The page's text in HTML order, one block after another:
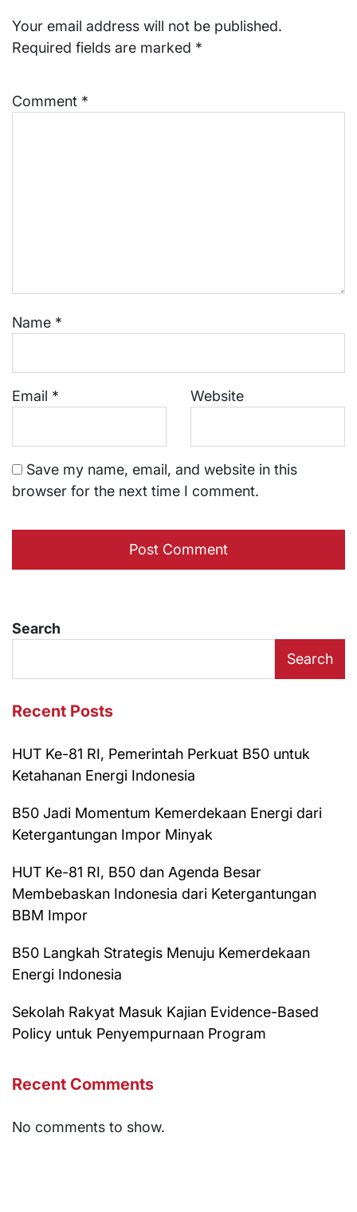
Your email address will not be published.
Required fields are marked *
Comment *
Name *
Email * Website
Save my name, email, and website in this
browser for the next time I comment.
Search
Search
Recent Posts
HUT Ke-81 RI, Pemerintah Perkuat B50 untuk
Ketahanan Energi Indonesia
B50 Jadi Momentum Kemerdekaan Energi dari
Ketergantungan Impor Minyak
HUT Ke-81 RI, B50 dan Agenda Besar
Membebaskan Indonesia dari Ketergantungan
BBM Impor
B50 Langkah Strategis Menuju Kemerdekaan
Energi Indonesia
Sekolah Rakyat Masuk Kajian Evidence-Based
Policy untuk Penyempurnaan Program
Recent Comments
No comments to show.